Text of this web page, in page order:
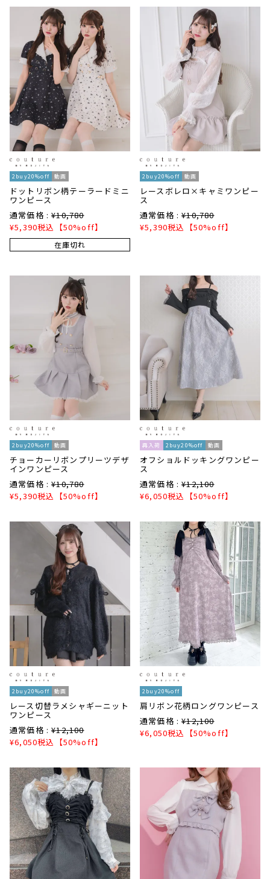
2buy20%off 動画
ドットリボン柄テーラードミニ
ワンピース
通常価格 : ¥10,780
¥5,390税込 【50%off】
在庫切れ
2buy20%off 動画
レースボレロ×キャミワンピー
ス
通常価格 : ¥10,780
¥5,390税込 【50%off】
2buy20%off 動画
チョーカーリボンプリーツデザ
インワンピース
通常価格 : ¥10,780
¥5,390税込 【50%off】
再入荷 2buy20%off 動画
オフショルドッキングワンピー
ス
通常価格 : ¥12,100
¥6,050税込 【50%off】
2buy20%off 動画
レース切替ラメシャギーニット
ワンピース
通常価格 : ¥12,100
¥6,050税込 【50%off】
2buy20%off
肩リボン花柄ロングワンピース
通常価格 : ¥12,100
¥6,050税込 【50%off】